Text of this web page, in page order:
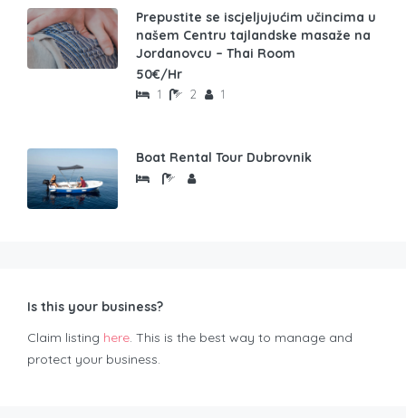
Prepustite se iscjeljujućim učincima u
našem Centru tajlandske masaže na
Jordanovcu – Thai Room
50€/Hr
1 2 1
Boat Rental Tour Dubrovnik
Is this your business?
Claim listing here. This is the best way to manage and
protect your business.